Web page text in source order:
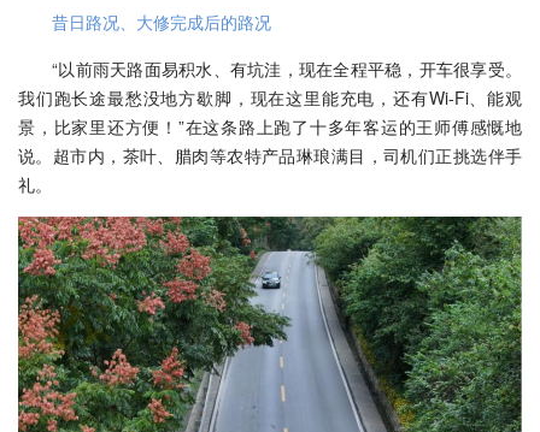
昔日路况、大修完成后的路况
“以前雨天路面易积水、有坑洼，现在全程平稳，开车很享受。
我们跑长途最愁没地方歇脚，现在这里能充电，还有Wi-Fi、能观
景，比家里还方便！”在这条路上跑了十多年客运的王师傅感慨地
说。超市内，茶叶、腊肉等农特产品琳琅满目，司机们正挑选伴手
礼。